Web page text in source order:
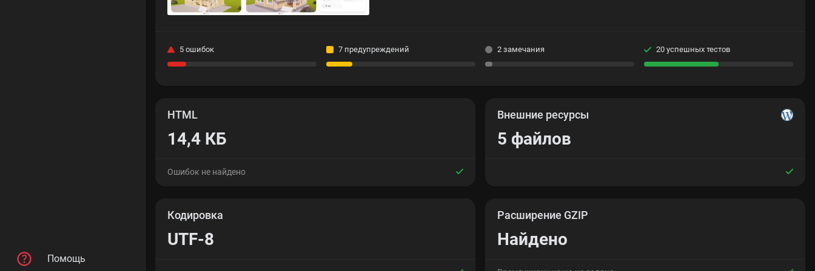
Помощь
5 ошибок 7 предупреждений 2 замечания 20 успешных тестов
HTML
14,4 КБ
Ошибок не найдено
Внешние ресурсы
5 файлов
Кодировка
UTF-8
Расширение GZIP
Найдено